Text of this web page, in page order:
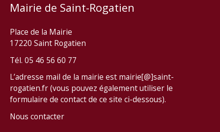
Mairie de Saint-Rogatien
Place de la Mairie
17220 Saint Rogatien
Tél. 05 46 56 60 77
L’adresse mail de la mairie est mairie[@]saint-
rogatien.fr (vous pouvez également utiliser le
formulaire de contact de ce site ci-dessous).
Nous contacter